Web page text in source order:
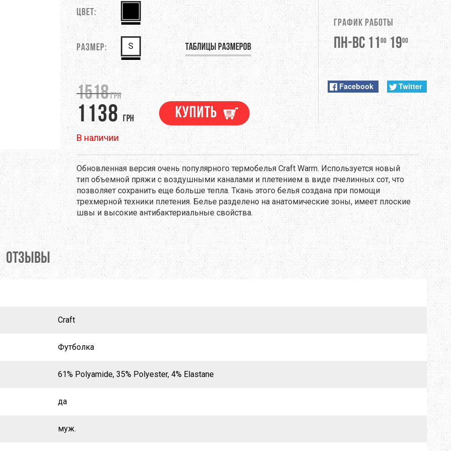
ПОХОДНАЯ ЕДА ТРЕККИНГОВЫЕ ПАЛКИ ФУРНИТУРА
DEEJO
FIREBIRD FIRST ASCENT FITWELL
GSI OUTDOORS GEAR AID GERBER
HMR HOLDS HAIRA
ICEBREAKER
KEEN KELTY KONG
LANEX LEATHERMAN LEKI
LIGHT MY FIRE LORPEN LOWA
MSR MTDE
MCNETT MORA MOUNTAIN EQUIPMENT
NEW BALANCE NIKWAX ONLY HOT
SALEWA
SIERRA DESIGNS SILVA
Цвет:
Размер: S Таблицы размеров
График работы
Пн-Вс 1100 1900
Facebook Twitter
1518грн
1138 грн
В наличии
Купить
Обновленная версия очень популярного термобелья Craft Warm. Используется новый
тип объемной пряжи с воздушными каналами и плетением в виде пчелинных сот, что
позволяет сохранить еще больше тепла. Ткань этого белья создана при помощи
трехмерной техники плетения. Белье разделено на анатомические зоны, имеет плоские
швы и высокие антибактериальные свойства.
ОТЗЫВЫ
Craft
Футболка
61% Polyamide, 35% Polyester, 4% Elastane
да
муж.